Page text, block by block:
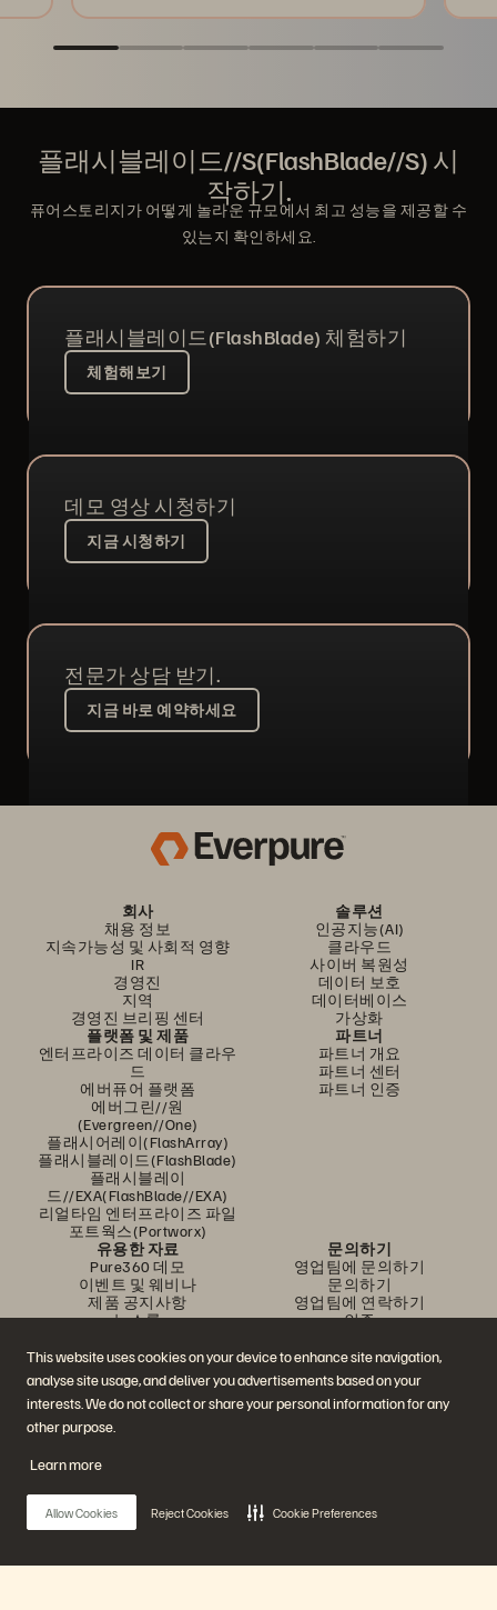
This website uses cookies on your device to enhance site navigation,
analyse site usage, and deliver you advertisements based on your
interests. We do not collect or share your personal information for any
other purpose.
Learn more
Allow Cookies Reject Cookies Cookie Preferences
플래시블레이드//S(FlashBlade//S) 시
작하기.
퓨어스토리지가 어떻게 놀라운 규모에서 최고 성능을 제공할 수
있는지 확인하세요.
플래시블레이드(FlashBlade) 체험하기
체험해보기
데모 영상 시청하기
지금 시청하기
전문가 상담 받기.
지금 바로 예약하세요
회사
채용 정보
지속가능성 및 사회적 영향
IR
경영진
지역
경영진 브리핑 센터
솔루션
인공지능(AI)
클라우드
사이버 복원성
데이터 보호
데이터베이스
가상화
플랫폼 및 제품
엔터프라이즈 데이터 클라우
드
에버퓨어 플랫폼
에버그린//원
(Evergreen//One)
플래시어레이(FlashArray)
플래시블레이드(FlashBlade)
플래시블레이
드//EXA(FlashBlade//EXA)
리얼타임 엔터프라이즈 파일
포트웍스(Portworx)
파트너
파트너 개요
파트너 센터
파트너 인증
유용한 자료
Pure360 데모
이벤트 및 웨비나
제품 공지사항
뉴스룸
고객 사례
고객 커뮤니티
지식 문서
문의하기
영업팀에 문의하기
문의하기
영업팀에 연락하기
인증